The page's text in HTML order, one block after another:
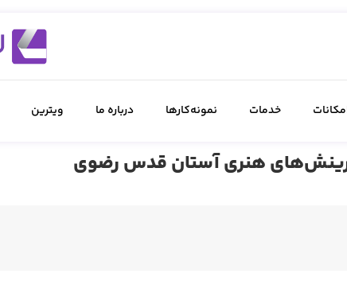
خدمات نمونه‌کارها درباره ما ویترین
هنری آستان قدس رضوی